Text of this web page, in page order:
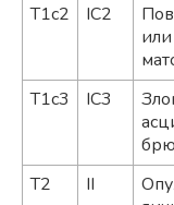
Т1с2
IC2
Т1с3
IC3
T2
II